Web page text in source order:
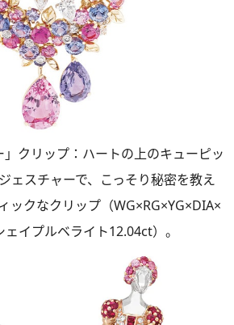
」クリップ：ハートの上のキューピッ
ェスチャーで、こっそり秘密を教え
ックなクリップ（WG×RG×YG×DIA×
イプルベライト12.04ct）。